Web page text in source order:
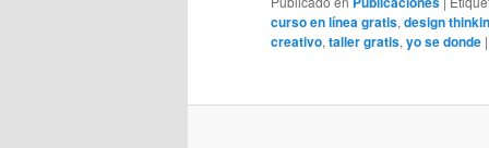
curso en línea gratis, design
creativo, taller gratis, yo se donde |